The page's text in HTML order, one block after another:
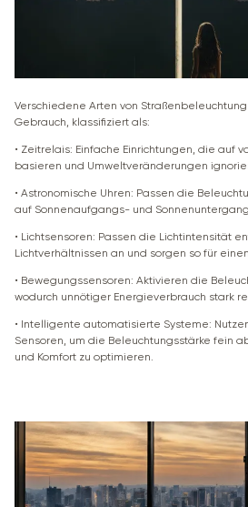
Verschiedene Arten von
Gebrauch, klassifiziert als:
• Zeitrelais: Einfache Einrichtungen, die auf
basieren und Umweltveränderungen
• Astronomische Uhren: Passen die
auf Sonnenaufgangs- und
• Lichtsensoren: Passen die Lichtintensität
Lichtverhältnissen an und sorgen so für
• Bewegungssensoren: Aktivieren die
wodurch unnötiger Energieverbrauch stark
• Intelligente automatisierte Systeme:
Sensoren, um die Beleuchtungsstärke fein
und Komfort zu optimieren.